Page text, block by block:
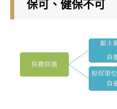
保可、健保不可